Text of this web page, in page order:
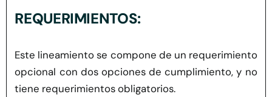
REQUERIMIENTOS:
Este lineamiento se compone de un requerimiento
opcional con dos opciones de cumplimiento, y no
tiene requerimientos obligatorios.